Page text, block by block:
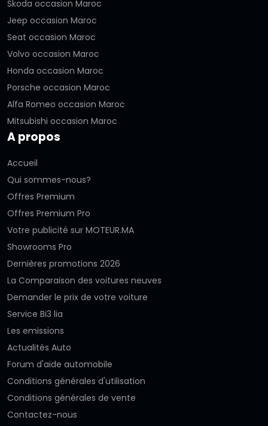
Skoda occasion Maroc
Jeep occasion Maroc
Seat occasion Maroc
Volvo occasion Maroc
Honda occasion Maroc
Porsche occasion Maroc
Alfa Romeo occasion Maroc
Mitsubishi occasion Maroc
A propos
Accueil
Qui sommes-nous?
Offres Premium
Offres Premium Pro
Votre publicité sur MOTEUR.MA
Showrooms Pro
Dernières promotions 2026
La Comparaison des voitures neuves
Demander le prix de votre voiture
Service Bi3 lia
Les emissions
Actualités Auto
Forum d'aide automobile
Conditions générales d'utilisation
Conditions générales de vente
Contactez-nous